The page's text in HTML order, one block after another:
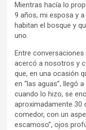
Mientras hacía lo
9 años, mi esposa y
habitan el bosque y
uno.
Entre
acercó a nosotros y
que, en una ocasión
en “las aguas”, llegó
cuando lo hizo, se
aproximadamente 30
comedor, con un
escamoso”, ojos